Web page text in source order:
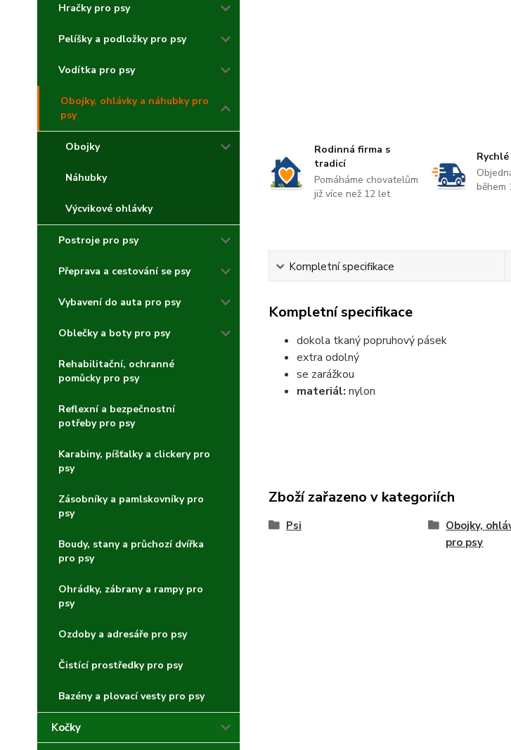
Hračky pro psy
Pelíšky a podložky pro psy
Vodítka pro psy
Obojky, ohlávky a náhubky pro
psy
Obojky
Náhubky
Výcvikové ohlávky
Postroje pro psy
Přeprava a cestování se psy
Vybavení do auta pro psy
Oblečky a boty pro psy
Rehabilitační, ochranné
pomůcky pro psy
Reflexní a bezpečnostní
potřeby pro psy
Karabiny, píšťalky a clickery pro
psy
Zásobníky a pamlskovníky pro
psy
Boudy, stany a průchozí dvířka
pro psy
Ohrádky, zábrany a rampy pro
psy
Ozdoby a adresáře pro psy
Čistící prostředky pro psy
Bazény a plovací vesty pro psy
Kočky
Rodinná firma s
tradicí
Pomáháme chovatelům
již více než 12 let
během
Kompletní specifikace
Kompletní specifikace
dokola tkaný popruhový pásek
extra odolný
se zarážkou
materiál: nylon
Zboží zařazeno v kategoriích
Psi
Obojky,
pro psy